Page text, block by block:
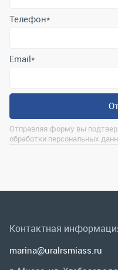
Отправляя форму вы
Контактная
marina@uralrsmiass.ru